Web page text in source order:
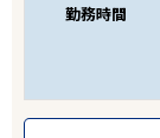
勤務時間